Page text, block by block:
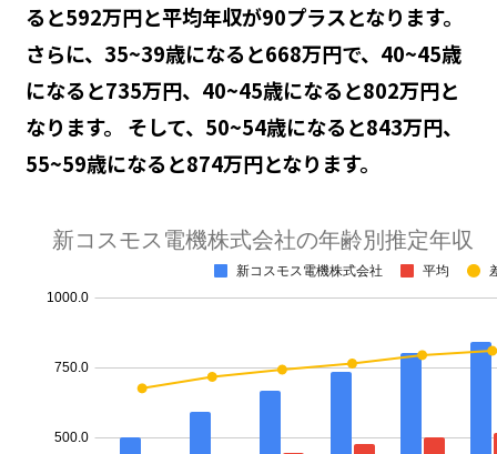
ると592万円と平均年収が90プラスとなります。
さらに、35~39歳になると668万円で、40~45歳
になると735万円、40~45歳になると802万円と
なります。 そして、50~54歳になると843万円、
55~59歳になると874万円となります。